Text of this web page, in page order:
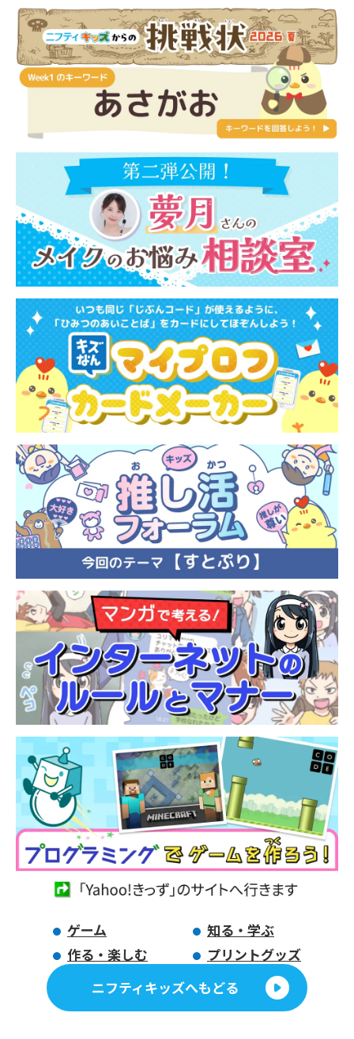
ゲーム
知る・学ぶ
作る・楽しむ
プリントグッズ
ニフティキッズへもどる